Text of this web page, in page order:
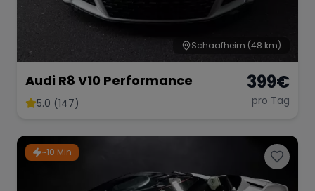
Schaafheim (48 km)
Audi R8 V10 Performance
5.0 (147)
399€
pro Tag
~10 Min